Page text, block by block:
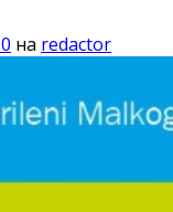
на redactor